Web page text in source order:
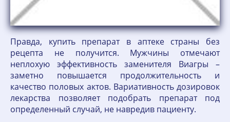
Правда, купить препарат в аптеке страны без
рецепта не получится. Мужчины отмечают
неплохую эффективность заменителя Виагры –
заметно повышается продолжительность и
качество половых актов. Вариативность дозировок
лекарства позволяет подобрать препарат под
определенный случай, не навредив пациенту.